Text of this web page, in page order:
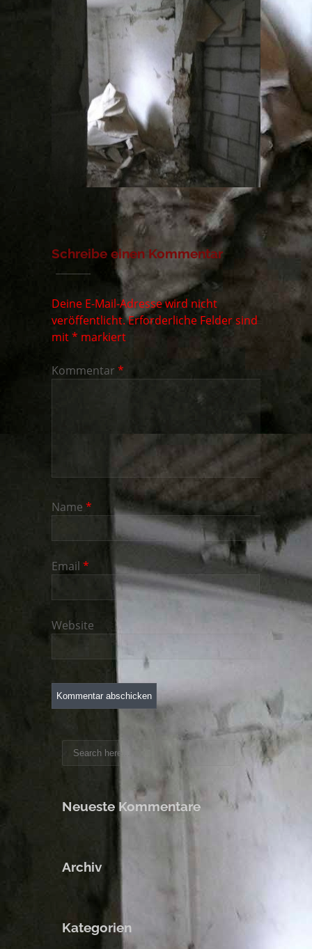
Schreibe einen Kommentar
Deine E-Mail-Adresse wird nicht
veröffentlicht.Erforderliche Felder sind
mit* markiert
Kommentar *
Name *
Email *
Website
Neueste Kommentare
Archiv
Kategorien